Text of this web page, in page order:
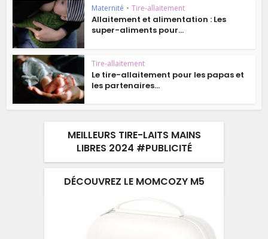
Maternité • Tire-allaitement
Allaitement et alimentation : Les
super-aliments pour...
Tire-allaitement
Le tire-allaitement pour les papas et
les partenaires...
MEILLEURS TIRE-LAITS MAINS
LIBRES 2024 #PUBLICITÉ
DÉCOUVREZ LE MOMCOZY M5